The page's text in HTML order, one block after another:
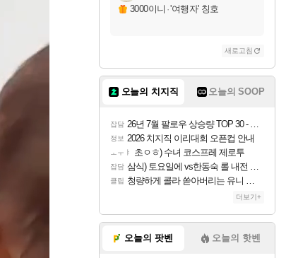
3000이니 ·'여행자' 칭호
새로고침
오늘의 치지직 오늘의 SOOP
잡담 26년 7월 팔로우 상승량 TOP 30 - 월간 치지직
정보 2026 치지직 이리대회 오픈컵 안내
ㅗㅜㅑ 초ㅇㅎ) 수녀 코스프레 제로투
잡담 삼식) 토요일에 vs한동숙 롤 내전 예정
클립 청량하게 콜라 쏟아버리는 유니 ㅋㅋㅋ
더보기+
오늘의 팟벤 오늘의 핫벤